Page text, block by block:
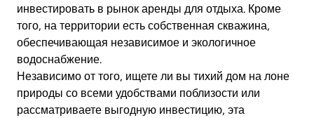
инвестировать в рынок аренды для отдыха. Кроме
того, на территории есть собственная скважина,
обеспечивающая независимое и экологичное
водоснабжение.
Независимо от того, ищете ли вы тихий дом на лоне
природы со всеми удобствами поблизости или
рассматриваете выгодную инвестицию, эта